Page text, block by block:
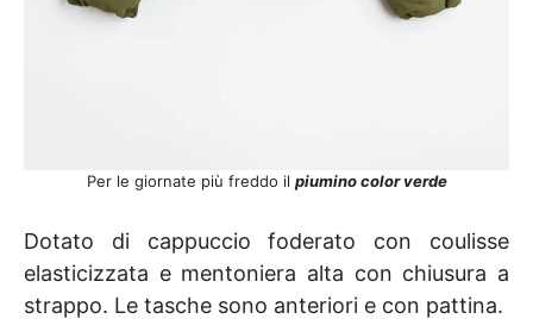
Per le giornate più freddo il piumino color verde
Dotato di cappuccio foderato con coulisse
elasticizzata e mentoniera alta con chiusura a
strappo. Le tasche sono anteriori e con pattina.